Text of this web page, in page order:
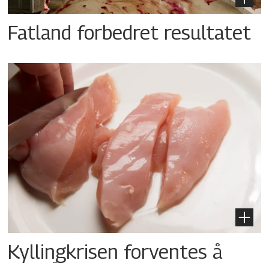
Fatland forbedret resultatet
Kyllingkrisen forventes å